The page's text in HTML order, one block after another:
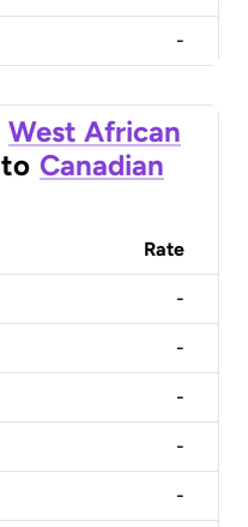
-
West African
to Canadian
Rate
-
-
-
-
-